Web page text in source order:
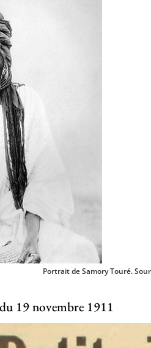
Portrait de Samory Touré.
19 novembre 1911